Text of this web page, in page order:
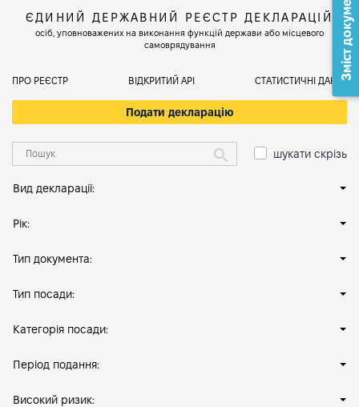
ЄДИНИЙ ДЕРЖАВНИЙ РЕЄСТР ДЕКЛАРАЦІЙ
осіб, уповноважених на виконання функцій держави або місцевого
самоврядування
ПРО РЕЄСТР ВІДКРИТИЙ АРІ СТАТИСТИЧНІ ДАНІ
Подати декларацію
шукати скрізь
Вид декларації:
Рік:
Тип документа:
Тип посади:
Категорія посади:
Період подання:
Високий ризик:
Зміст документа